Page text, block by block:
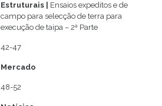
Estruturais
Ensaios expeditos e de
campo para selecção de terra para
execução de taipa – 2ª Parte
42-47
Mercado
48-52